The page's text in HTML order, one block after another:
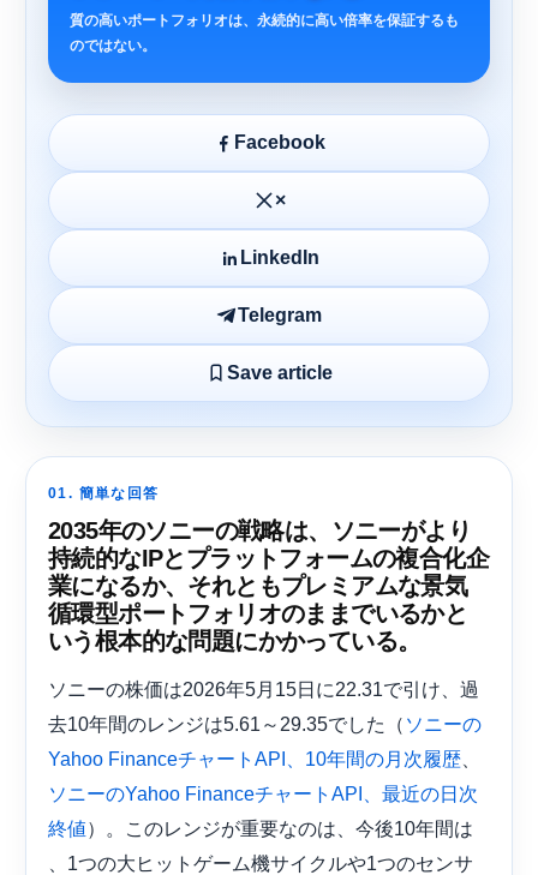
質の高いポートフォリオは、永続的に高い倍率を保証するも
のではない。
Facebook
×
LinkedIn
Telegram
Save article
01. 簡単な回答
2035年のソニーの戦略は、ソニーがより
持続的なIPとプラットフォームの複合化企
業になるか、それともプレミアムな景気
循環型ポートフォリオのままでいるかと
いう根本的な問題にかかっている。
ソニーの株価は2026年5月15日に22.31で引け、過
去10年間のレンジは5.61～29.35でした（ ソニーの
Yahoo FinanceチャートAPI、10年間の月次履歴
ソニーのYahoo FinanceチャートAPI、最近の日次
終値）。このレンジが重要なのは、今後10年間は​​
、1つの大ヒットゲーム機サイクルや1つのセンサ